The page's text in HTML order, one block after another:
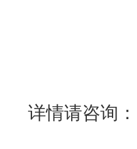
详情请咨询